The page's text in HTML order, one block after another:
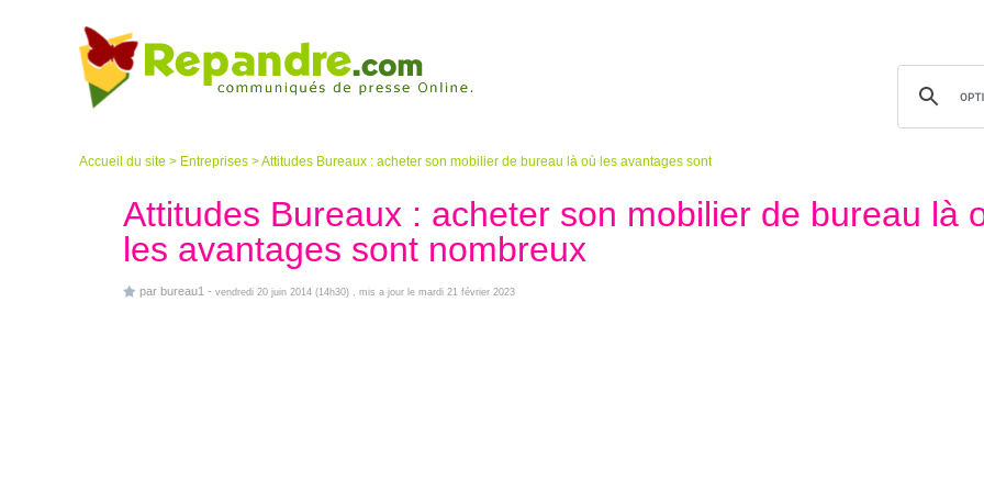
Accueil du site > Entreprises >Attitudes Bureaux : acheter son mobilier de bureau là où les avantages sont
Attitudes Bureaux : acheter son mobilier de bureau là
les avantages sont nombreux
par bureau1 - vendredi 20 juin 2014 (14h30) , mis a jour le mardi 21 février 2023